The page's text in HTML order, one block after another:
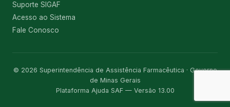
Suporte SIGAF
Acesso ao Sistema
Fale Conosco
© 2026 Superintendência de Assistência Farmacêutica · Governo
de Minas Gerais
Plataforma Ajuda SAF — Versão 13.00